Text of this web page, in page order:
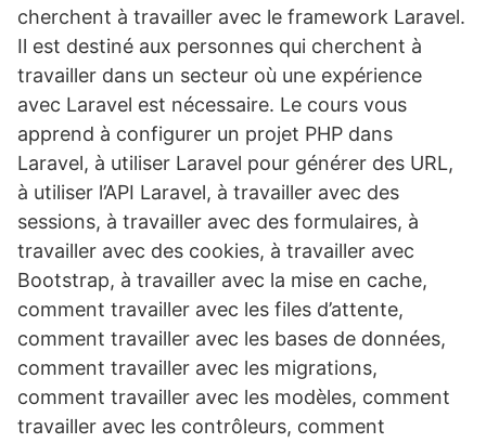
cherchent à travailler avec le framework Laravel.
Il est destiné aux personnes qui cherchent à
travailler dans un secteur où une expérience
avec Laravel est nécessaire. Le cours vous
apprend à configurer un projet PHP dans
Laravel, à utiliser Laravel pour générer des URL,
à utiliser l’API Laravel, à travailler avec des
sessions, à travailler avec des formulaires, à
travailler avec des cookies, à travailler avec
Bootstrap, à travailler avec la mise en cache,
comment travailler avec les files d’attente,
comment travailler avec les bases de données,
comment travailler avec les migrations,
comment travailler avec les modèles, comment
travailler avec les contrôleurs, comment